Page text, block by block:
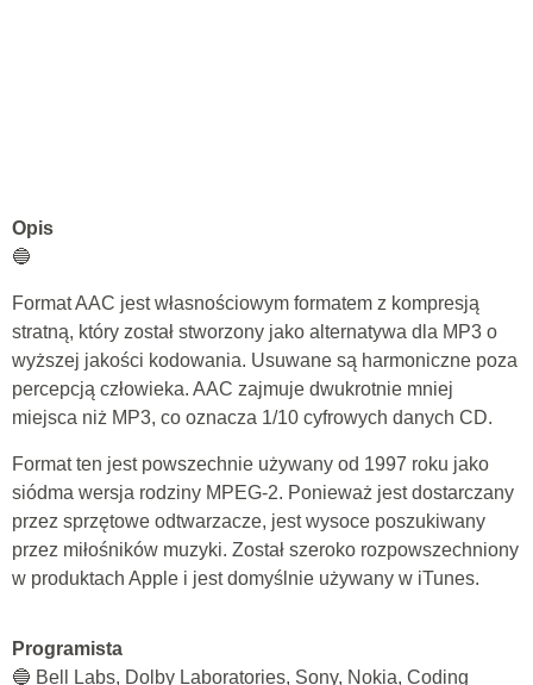
Opis
🔵
Format AAC jest własnościowym formatem z kompresją
stratną, który został stworzony jako alternatywa dla MP3 o
wyższej jakości kodowania. Usuwane są harmoniczne poza
percepcją człowieka. AAC zajmuje dwukrotnie mniej
miejsca niż MP3, co oznacza 1/10 cyfrowych danych CD.
Format ten jest powszechnie używany od 1997 roku jako
siódma wersja rodziny MPEG-2. Ponieważ jest dostarczany
przez sprzętowe odtwarzacze, jest wysoce poszukiwany
przez miłośników muzyki. Został szeroko rozpowszechniony
w produktach Apple i jest domyślnie używany w iTunes.
Programista
🔵 Bell Labs, Dolby Laboratories, Sony, Nokia, Coding